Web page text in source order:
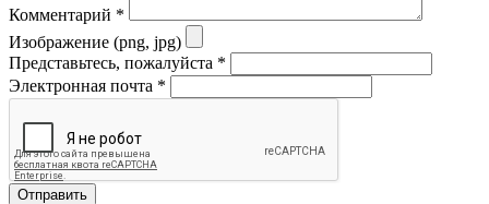
Комментарий *
Изображение (png, jpg)
Представьтесь, пожалуйста *
Электронная почта *
Отправить